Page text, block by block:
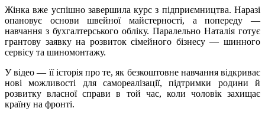
Жінка вже успішно завершила курс з підприємництва. Наразі
опановує основи швейної майстерності, а попереду —
навчання з бухгалтерського обліку. Паралельно Наталія готує
грантову заявку на розвиток сімейного бізнесу — шинного
сервісу та шиномонтажу.
У відео — її історія про те, як безкоштовне навчання відкриває
нові можливості для самореалізації, підтримки родини й
розвитку власної справи в той час, коли чоловік захищає
країну на фронті.